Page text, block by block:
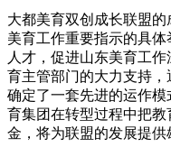
大都美育双创成长联盟
美育工作重要指示的具
人才，促进山东美育工
育主管部门的大力支持
确定了一套先进的运作
育集团在转型过程中把
金，将为联盟的发展提供